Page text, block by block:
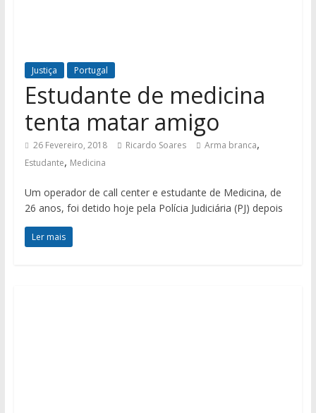
Justiça Portugal
Estudante de medicina
tenta matar amigo
26 Fevereiro, 2018 Ricardo Soares Arma branca,
Estudante, Medicina
Um operador de call center e estudante de Medicina, de
26 anos, foi detido hoje pela Polícia Judiciária (PJ) depois
Ler mais